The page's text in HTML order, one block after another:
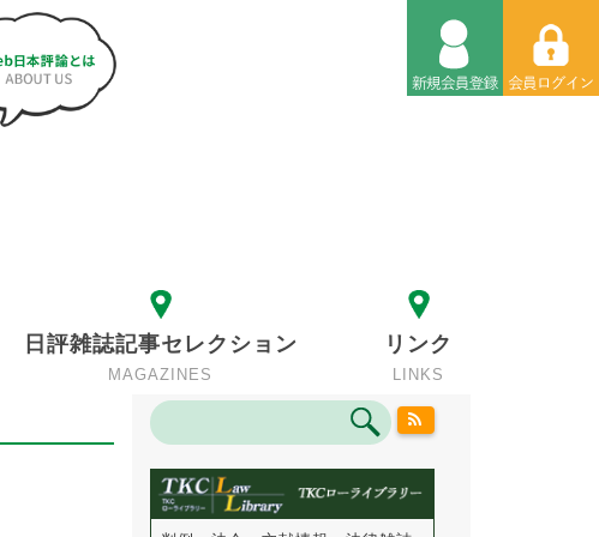
日評雑誌記事セレクション
MAGAZINES
リンク
LINKS